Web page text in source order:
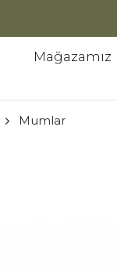
Mağazamız
Mumlar